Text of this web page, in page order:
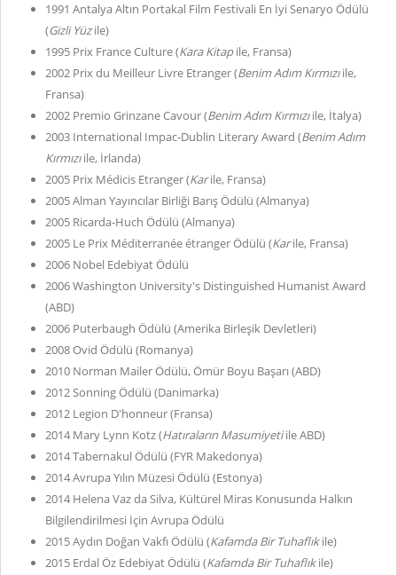
1991 Antalya Altın Portakal Film Festivali En İyi Senaryo Ödülü
(Gizli Yüzile)
1995 Prix France Culture (Kara Kitapile, Fransa)
2002 Prix du Meilleur Livre Etranger (Benim Adım Kırmızıile,
Fransa)
2002 Premio Grinzane Cavour (Benim Adım Kırmızıile, İtalya)
2003 International Impac-Dublin Literary Award (Benim Adım
Kırmızıile, İrlanda)
2005 Prix Médicis Etranger (Karile, Fransa)
2005 Alman Yayıncılar Birliği Barış Ödülü (Almanya)
2005 Ricarda-Huch Ödülü (Almanya)
2005 Le Prix Méditerranée étranger Ödülü (Karile, Fransa)
2006 Nobel Edebiyat Ödülü
2006 Washington University's Distinguished Humanist Award
(ABD)
2006 Puterbaugh Ödülü (Amerika Birleşik Devletleri)
2008 Ovid Ödülü (Romanya)
2010 Norman Mailer Ödülü, Ömür Boyu Başarı (ABD)
2012 Sonning Ödülü (Danimarka)
2012 Legion D'honneur (Fransa)
2014 Mary Lynn Kotz (Hatıraların Masumiyetiile ABD)
2014 Tabernakul Ödülü (FYR Makedonya)
2014 Avrupa Yılın Müzesi Ödülü (Estonya)
2014 Helena Vaz da Silva, Kültürel Miras Konusunda Halkın
Bilgilendirilmesi İçin Avrupa Ödülü
2015 Aydın Doğan Vakfı Ödülü (Kafamda Bir Tuhaflıkile)
2015 Erdal Öz Edebiyat Ödülü (Kafamda Bir Tuhaflıkile)